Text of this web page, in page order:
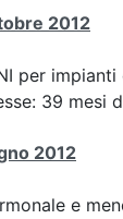
2012
per
39
2012
e